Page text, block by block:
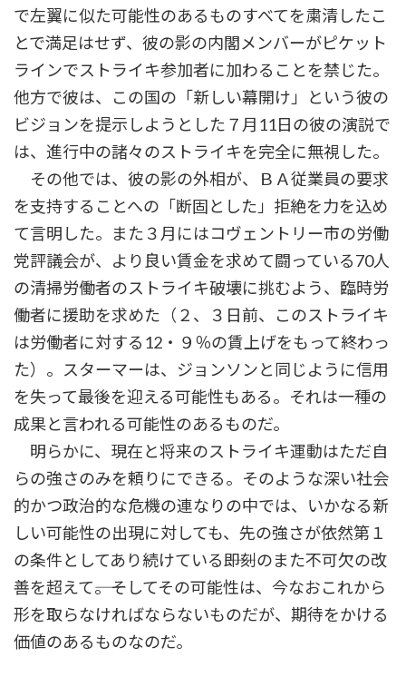
で左翼に似た可能性のあるものすべてを粛清したこ
とで満足はせず、彼の影の内閣メンバーがピケット
ラインでストライキ参加者に加わることを禁じた。
他方で彼は、この国の「新しい幕開け」という彼の
ビジョンを提示しようとした７月11日の彼の演説で
は、進行中の諸々のストライキを完全に無視した。
その他では、彼の影の外相が、ＢＡ従業員の要求
を支持することへの「断固とした」拒絶を力を込め
て言明した。また３月にはコヴェントリー市の労働
党評議会が、より良い賃金を求めて闘っている70人
の清掃労働者のストライキ破壊に挑むよう、臨時労
働者に援助を求めた（２、３日前、このストライキ
は労働者に対する12・９％の賃上げをもって終わっ
た）。スターマーは、ジョンソンと同じように信用
を失って最後を迎える可能性もある。それは一種の
成果と言われる可能性のあるものだ。
明らかに、現在と将来のストライキ運動はただ自
らの強さのみを頼りにできる。そのような深い社会
的かつ政治的な危機の連なりの中では、いかなる新
しい可能性の出現に対しても、先の強さが依然第１
の条件としてあり続けている――即刻のまた不可欠の改
善を超えて――。そしてその可能性は、今なおこれから
形を取らなければならないものだが、期待をかける
価値のあるものなのだ。